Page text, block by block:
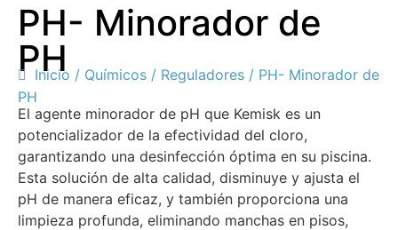
PH- Minorador de
PH
Inicio / Químicos/ Reguladores/ PH- Minorador de
PH
El agente minorador de pH que Kemisk es un
potencializador de la efectividad del cloro,
garantizando una desinfección óptima en su piscina.
Esta solución de alta calidad, disminuye y ajusta el
pH de manera eficaz, y también proporciona una
limpieza profunda, eliminando manchas en pisos,